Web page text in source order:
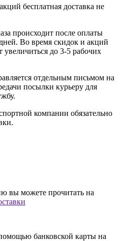
бесплатная доставка не
происходит после оплаты
Во время скидок и акций
увеличиться до 3-5 рабочих
отдельным письмом на
посылки курьеру для
компании обязательно
вы можете прочитать на
банковской карты на